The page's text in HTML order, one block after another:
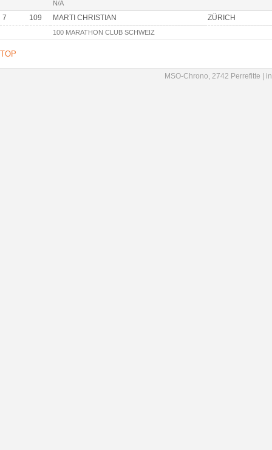
N/A
7 109 MARTI CHRISTIAN ZÜRICH
100 MARATHON CLUB SCHWEIZ
TOP
MSO-Chrono, 2742 Perrefitte |